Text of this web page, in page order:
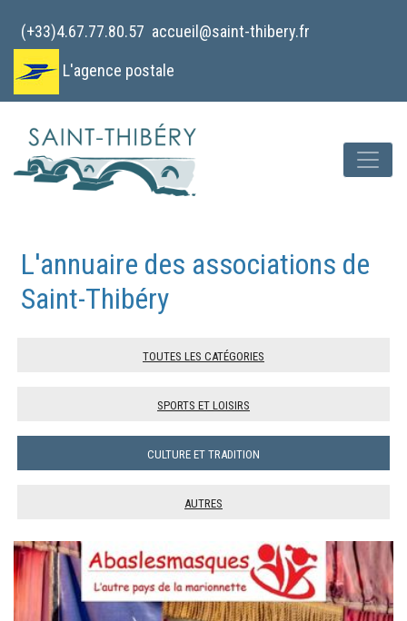
(+33)4.67.77.80.57 accueil@saint-thibery.fr
L'agence postale
L'annuaire des associations de
Saint-Thibéry
Toutes les catégories
Sports et loisirs
Culture et tradition
Autres